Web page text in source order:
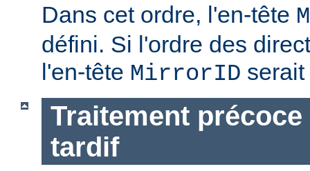
Dans cet ordre, l'en-tête
défini. Si l'ordre des
l'en-tête MirrorID
Traitement
tardif